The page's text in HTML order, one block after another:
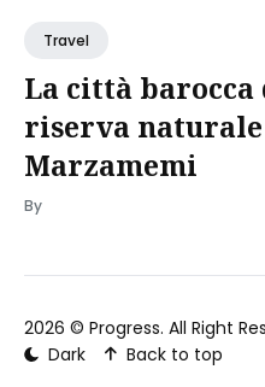
Travel
La città barocca
riserva
Marzamemi
By
2026 © Progress. All Right
Dark
Back to top